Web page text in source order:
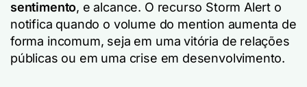
sentimento, e alcance. O recurso Storm Alert o
notifica quando o volume do mention aumenta de
forma incomum, seja em uma vitória de relações
públicas ou em uma crise em desenvolvimento.